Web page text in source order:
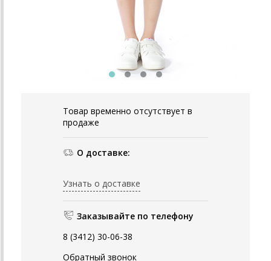
Товар временно отсутствует в
продаже
О доставке:
Узнать о доставке
Заказывайте по телефону
8 (3412) 30-06-38
Обратный звонок